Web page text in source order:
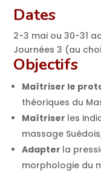
Dates
2-3 mai ou 30-31
Journées 3 (au
Objectifs
Maîtriser le
théoriques du
Maîtriser les
massage
Adapter la
morphologie du